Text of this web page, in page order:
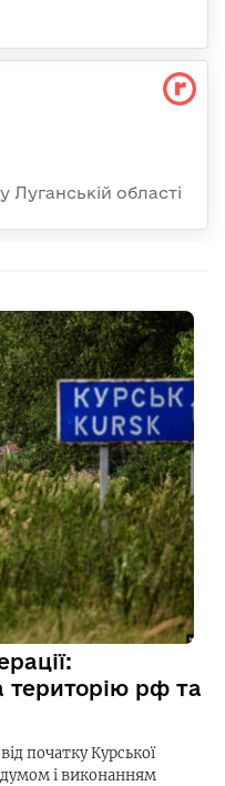
області
територію рф та
початку Курської
і виконанням